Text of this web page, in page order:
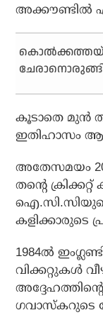
അക്കൗണ്ടില്‍
കൂടാതെ മുന്‍
ഇതിഹാസം
അതേസമയം
തന്റെ
ഐ.സി.സിയുടെ
കളിക്കാരുടെ
1984ല്‍
വിക്കറ്റുകള്‍
ഗവാസ്‌കറുടെ